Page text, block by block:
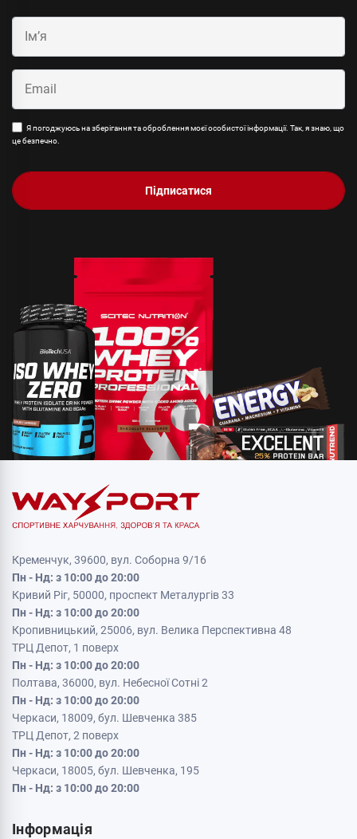
Я погоджуюсь на зберігання та оброблення моєї особистої інформації. Так, я знаю, що
це безпечно.
Підписатися
Кременчук, 39600, вул. Соборна 9/16
Пн - Нд: з 10:00 до 20:00
Кривий Ріг, 50000, проспект Металургів 33
Пн - Нд: з 10:00 до 20:00
Кропивницький, 25006, вул. Велика Перспективна 48
ТРЦ Депот, 1 поверх
Пн - Нд: з 10:00 до 20:00
Полтава, 36000, вул. Небесної Сотні 2
Пн - Нд: з 10:00 до 20:00
Черкаси, 18009, бул. Шевченка 385
ТРЦ Депот, 2 поверх
Пн - Нд: з 10:00 до 20:00
Черкаси, 18005, бул. Шевченка, 195
Пн - Нд: з 10:00 до 20:00
Інформація